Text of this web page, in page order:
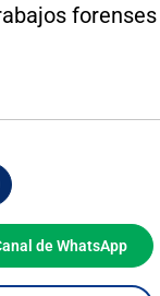
de WhatsApp